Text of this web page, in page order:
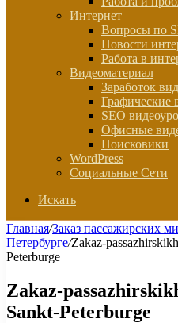
Интернет
Вопросы по
Новости
Работа в
Видеоматериал
Заработок
Графические
SEO
Офисные
Поисковики
WordPress
Социальные Сети
Искать
Главная/Заказ пассажирских
Петербурге/Zakaz-
Peterburge
Zakaz-
Sankt-Peterburge